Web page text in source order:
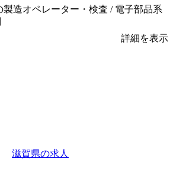
製造オペレーター・検査 / 電子部品系
詳細を表示
滋賀県の求人